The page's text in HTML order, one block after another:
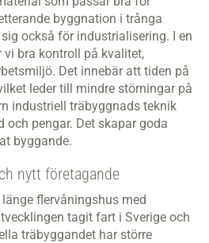
byggnation i trånga
också för industrialisering. I en
bra kontroll på kvalitet,
Det innebär att tiden på
leder till mindre störningar på
industriell träbyggnads teknik
och pengar. Det skapar goda
byggande.
nytt företagande
flervåningshus med
tagit fart i Sverige och
träbyggandet har större